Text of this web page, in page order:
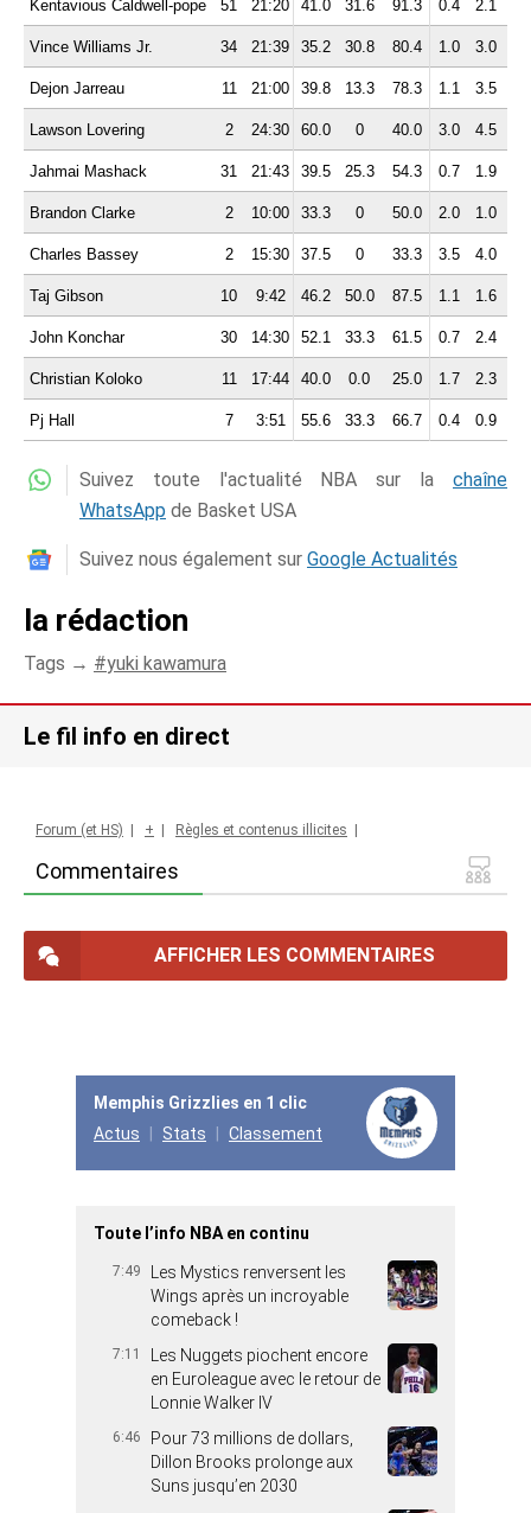
Kentavious Caldwell-pope 51 21:20 41.0 31.6 91.3 0.4 2.1
Vince Williams Jr. 34 21:39 35.2 30.8 80.4 1.0 3.0
Dejon Jarreau 11 21:00 39.8 13.3 78.3 1.1 3.5
Lawson Lovering 2 24:30 60.0 0 40.0 3.0 4.5
Jahmai Mashack 31 21:43 39.5 25.3 54.3 0.7 1.9
Brandon Clarke 2 10:00 33.3 0 50.0 2.0 1.0
Charles Bassey 2 15:30 37.5 0 33.3 3.5 4.0
Taj Gibson 10 9:42 46.2 50.0 87.5 1.1 1.6
John Konchar 30 14:30 52.1 33.3 61.5 0.7 2.4
Christian Koloko 11 17:44 40.0 0.0 25.0 1.7 2.3
Pj Hall 7 3:51 55.6 33.3 66.7 0.4 0.9
Suivez toute l'actualité NBA sur la chaîne
WhatsApp de Basket USA
Suivez nous également sur Google Actualités
la rédaction
Tags → yuki kawamura
Le fil info en direct
Commentaires
Forum (et HS) + Règles et contenus illicites
AFFICHER LES COMMENTAIRES
Memphis Grizzlies en 1 clic
Actus
Stats Classement
Toute l’info NBA en continu
7:49
Les Mystics renversent les
Wings après un incroyable
comeback !
7:11
Les Nuggets piochent encore
en Euroleague avec le retour de
Lonnie Walker IV
6:46
Pour 73 millions de dollars,
Dillon Brooks prolonge aux
Suns jusqu’en 2030